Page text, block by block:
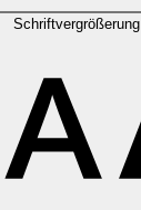
Schriftvergrößerung